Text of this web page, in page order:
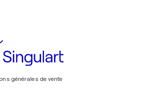
générales de vente